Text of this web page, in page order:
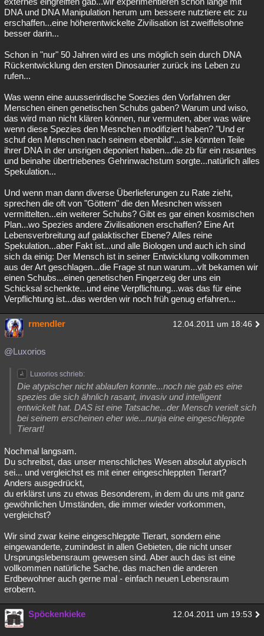
DNA und DNA Manipulation herum um bessere nutztiere etc zu
erschaffen...eine höherentwickelte Zivilisation ist zweiffelsohne
besser darin...
Schon in "nur" 50 Jahren wird es uns möglich sein durch DNA
Rückentwicklung den ersten Dinosaurier zurück ins Leben zu
rufen...
Was wenn eine auusserirdische Soezies den Vorfahren der
Menschen einen genetischen Schubs gaben? Warum und wiso,
das wird man nicht klären können, nur vermuten, aber was wäre
wenn diese Spezies den Mesnchen modifiziert haben? "Und er
schuf den Menschen nach seinem ebenbild"...sie könnten Teile
ihrer DNA in der unsrigen deponiert haben...die zb für ein rasantes
und beinahe übertriebenes Gehrinwachstum sorgte...natürlich alles
Spekulation...
Und wenn man dann diverse Überlieferungen zu Rate zieht,
sprechen die oft von "Göttern" die den Mesnchen wissen
vermittelten...ein weiterer Schubs? Gibt es gar einen kosmischen
Plan...wo Spezies andere Zivilisationen erschaffen? Eine Art
Lebensverbreitung auf galaktischer Ebene? Alles reine
Spekulation...aber Fakt ist...und alle Biologen und auch ich sind
sich da einig: Der Mensch ist in seiner Entwicklung vollkommen
aus der Art geschlagen...die Frage st nun warum...vlt bekamen wir
einen Schubs...einen genetischen Fingerzeig der uns ein
Schicksal schenkte...und eine Verpflichtung...was das für eine
Verpflichtung ist...das werden wir noch früh genug erfahren...
rmendler 12.04.2011 um 18:46
@Luxorios
Luxorios schrieb:
Die atypischer nicht ablaufen konnte...noch nie gab es eine
spezies die sich ähnlich rasant, invasiv und intelligent
entwickelt hat. DAS ist eine Tatsache...der Mensch verielt sich
bei seinem erscheinen eher wie...nunja eine eingeschleppte
Tierart!
Nochmal langsam.
Du schreibst, das unser menschliches Wesen absolut atypisch
sei... und vergleichst es mit einer eingeschleppten Tierart?
Anders ausgedrückt,
du erklärst uns zu etwas Besonderem, in dem du uns mit ganz
gewöhnlichen Umständen, die immer wieder vorkommen,
vergleichst?
Wir sind zwar keine eingeschleppte Tierart, sondern eine
eingewanderte, zumindest in allen Gebieten, die nicht unser
Ursprungslebensraum gewesen sind. Aber auch das ist eine
vollkommen natürliche Sache, das machen die anderen
Erdbewohner auch gerne mal - einfach neuen Lebensraum
erobern.
Spöckenkieke 12.04.2011 um 19:53